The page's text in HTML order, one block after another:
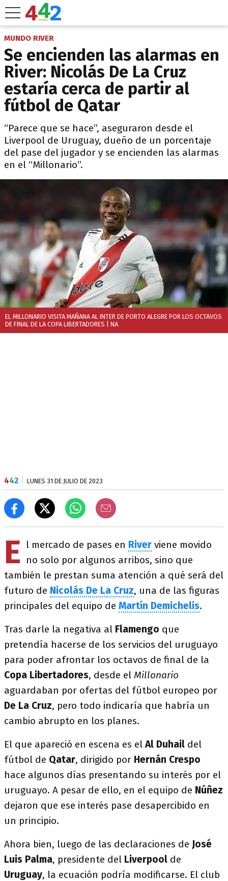
MUNDO RIVER
Se encienden las alarmas en
River: Nicolás De La Cruz
estaría cerca de partir al
fútbol de Qatar
“Parece que se hace”, aseguraron desde el
Liverpool de Uruguay, dueño de un porcentaje
del pase del jugador y se encienden las alarmas
en el “Millonario”.
EL MILLONARIO VISITA MAÑANA AL INTER DE PORTO ALEGRE POR LOS OCTAVOS
DE FINAL DE LA COPA LIBERTADORES | NA
442 LUNES 31 DE JULIO DE 2023
E l mercado de pases en River viene movido
no solo por algunos arribos, sino que
también le prestan suma atención a qué será del
futuro de Nicolás De La Cruz, una de las figuras
principales del equipo de Martín Demichelis.
Tras darle la negativa al Flamengo que
pretendía hacerse de los servicios del uruguayo
para poder afrontar los octavos de final de la
Copa Libertadores, desde el Millonario
aguardaban por ofertas del fútbol europeo por
De La Cruz, pero todo indicaría que habría un
cambio abrupto en los planes.
El que apareció en escena es elAl Duhail del
fútbol de Qatar, dirigido por Hernán Crespo
hace algunos días presentando su interés por el
uruguayo. A pesar de ello, en el equipo de Núñez
dejaron que ese interés pase desapercibido en
un principio.
Ahora bien, luego de las declaraciones de José
Luis Palma, presidente del Liverpool de
Uruguay, la ecuación podría modificarse. El club